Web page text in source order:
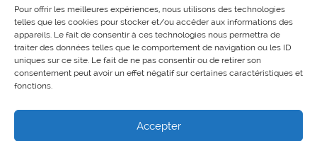
Pour offrir les meilleures expériences, nous utilisons des technologies
telles que les cookies pour stocker et/ou accéder aux informations des
appareils. Le fait de consentir à ces technologies nous permettra de
traiter des données telles que le comportement de navigation ou les ID
uniques sur ce site. Le fait de ne pas consentir ou de retirer son
consentement peut avoir un effet négatif sur certaines caractéristiques et
fonctions.
Accepter